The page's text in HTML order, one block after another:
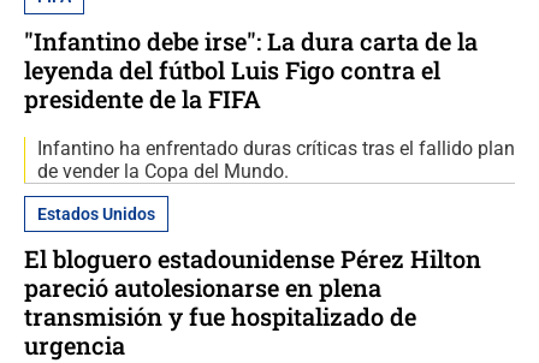
"Infantino debe irse": La dura carta de la
leyenda del fútbol Luis Figo contra el
presidente de la FIFA
Infantino ha enfrentado duras críticas tras el fallido plan
de vender la Copa del Mundo.
Estados Unidos
El bloguero estadounidense Pérez Hilton
pareció autolesionarse en plena
transmisión y fue hospitalizado de
urgencia